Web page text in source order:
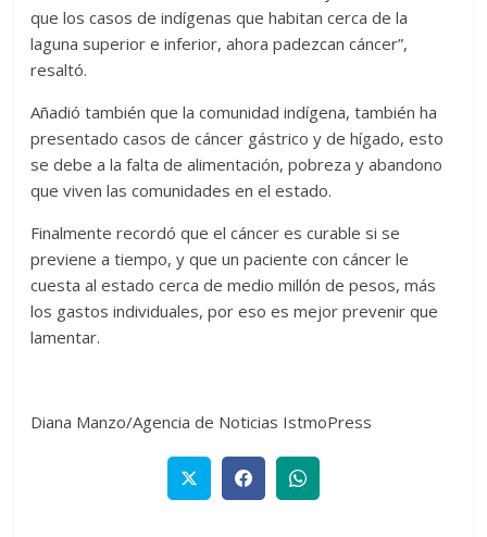
que los casos de indígenas que habitan cerca de la
laguna superior e inferior, ahora padezcan cáncer”,
resaltó.
Añadió también que la comunidad indígena, también ha
presentado casos de cáncer gástrico y de hígado, esto
se debe a la falta de alimentación, pobreza y abandono
que viven las comunidades en el estado.
Finalmente recordó que el cáncer es curable si se
previene a tiempo, y que un paciente con cáncer le
cuesta al estado cerca de medio millón de pesos, más
los gastos individuales, por eso es mejor prevenir que
lamentar.
Diana Manzo/Agencia de Noticias IstmoPress